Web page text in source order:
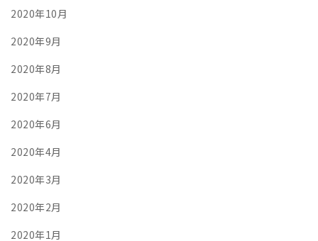
2020年10月
2020年9月
2020年8月
2020年7月
2020年6月
2020年4月
2020年3月
2020年2月
2020年1月